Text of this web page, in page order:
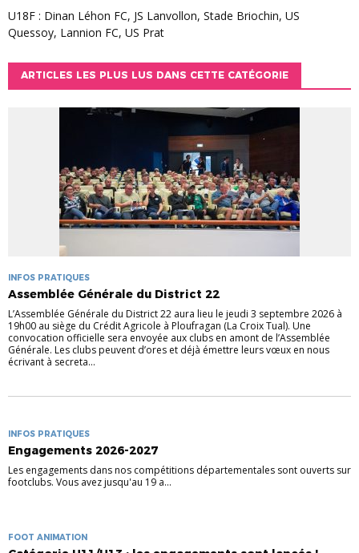
U18F : Dinan Léhon FC, JS Lanvollon, Stade Briochin, US
Quessoy, Lannion FC, US Prat
ARTICLES LES PLUS LUS DANS CETTE CATÉGORIE
INFOS PRATIQUES
Assemblée Générale du District 22
L’Assemblée Générale du District 22 aura lieu le jeudi 3 septembre 2026 à
19h00 au siège du Crédit Agricole à Ploufragan (La Croix Tual). Une
convocation officielle sera envoyée aux clubs en amont de l’Assemblée
Générale. Les clubs peuvent d’ores et déjà émettre leurs vœux en nous
écrivant à secreta...
INFOS PRATIQUES
Engagements 2026-2027
Les engagements dans nos compétitions départementales sont ouverts sur
footclubs. Vous avez jusqu'au 19 a...
FOOT ANIMATION